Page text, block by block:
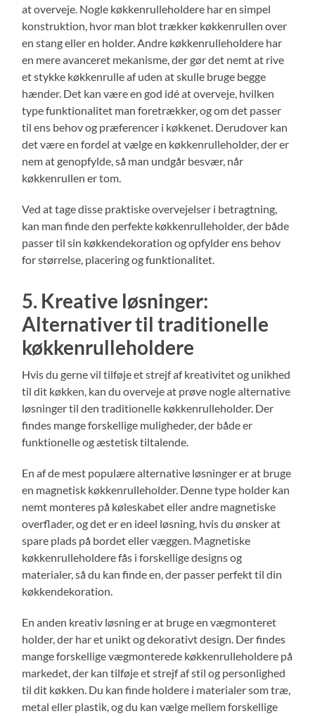
at overveje. Nogle køkkenrulleholdere har en simpel
konstruktion, hvor man blot trækker køkkenrullen over
en stang eller en holder. Andre køkkenrulleholdere har
en mere avanceret mekanisme, der gør det nemt at rive
et stykke køkkenrulle af uden at skulle bruge begge
hænder. Det kan være en god idé at overveje, hvilken
type funktionalitet man foretrækker, og om det passer
til ens behov og præferencer i køkkenet. Derudover kan
det være en fordel at vælge en køkkenrulleholder, der er
nem at genopfylde, så man undgår besvær, når
køkkenrullen er tom.
Ved at tage disse praktiske overvejelser i betragtning,
kan man finde den perfekte køkkenrulleholder, der både
passer til sin køkkendekoration og opfylder ens behov
for størrelse, placering og funktionalitet.
5. Kreative løsninger:
Alternativer til traditionelle
køkkenrulleholdere
Hvis du gerne vil tilføje et strejf af kreativitet og unikhed
til dit køkken, kan du overveje at prøve nogle alternative
løsninger til den traditionelle køkkenrulleholder. Der
findes mange forskellige muligheder, der både er
funktionelle og æstetisk tiltalende.
En af de mest populære alternative løsninger er at bruge
en magnetisk køkkenrulleholder. Denne type holder kan
nemt monteres på køleskabet eller andre magnetiske
overflader, og det er en ideel løsning, hvis du ønsker at
spare plads på bordet eller væggen. Magnetiske
køkkenrulleholdere fås i forskellige designs og
materialer, så du kan finde en, der passer perfekt til din
køkkendekoration.
En anden kreativ løsning er at bruge en vægmonteret
holder, der har et unikt og dekorativt design. Der findes
mange forskellige vægmonterede køkkenrulleholdere på
markedet, der kan tilføje et strejf af stil og personlighed
til dit køkken. Du kan finde holdere i materialer som træ,
metal eller plastik, og du kan vælge mellem forskellige